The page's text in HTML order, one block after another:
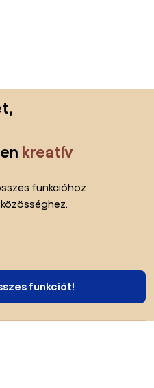
kreatív
funkcióhoz
funkciót!